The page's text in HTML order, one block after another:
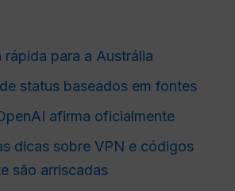
rápida para a Austrália
status baseados em fontes
afirma oficialmente
dicas sobre VPN e códigos
são arriscadas